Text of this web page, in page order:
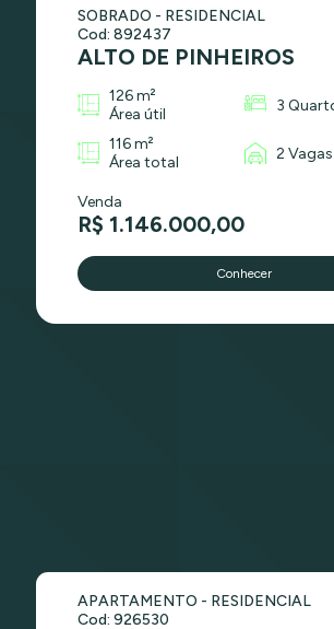
SOBRADO - RESIDENCIAL
Cod: 892437
ALTO DE PINHEIROS
126 m²
Área útil
3
116 m²
Área total
2 Vagas
Venda
R$ 1.146.000,00
Conhecer
APARTAMENTO - RESIDENCIAL
Cod: 926530